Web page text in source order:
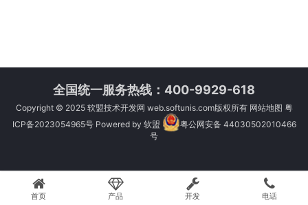
全国统一服务热线：400-9929-618
Copyright © 2025 软盟技术开发网 web.softunis.com版权所有 网站地图 粤
ICP备2023054965号Powered by 软盟
粤公网安备 44030502010466
号
首页 产品 开发 电话